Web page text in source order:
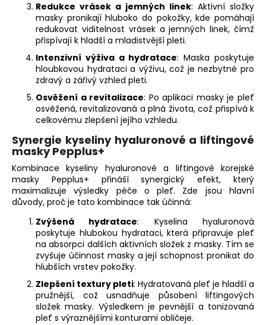
Redukce vrásek a jemných linek: Aktivní složky
masky pronikají hluboko do pokožky, kde pomáhají
redukovat viditelnost vrásek a jemných linek, čímž
přispívají k hladší a mladistvější pleti.
Intenzivní výživa a hydratace: Maska poskytuje
hloubkovou hydrataci a výživu, což je nezbytné pro
zdravý a zářivý vzhled pleti.
Osvěžení a revitalizace: Po aplikaci masky je pleť
osvěžená, revitalizovaná a plná života, což přispívá k
celkovému zlepšení jejího vzhledu.
Synergie kyseliny hyaluronové a liftingové
masky Pepplus+
Kombinace kyseliny hyaluronové a liftingové korejské
masky Pepplus+ přináší synergický efekt, který
maximalizuje výsledky péče o pleť. Zde jsou hlavní
důvody, proč je tato kombinace tak účinná:
Zvýšená hydratace: Kyselina hyaluronová
poskytuje hlubokou hydrataci, která připravuje pleť
na absorpci dalších aktivních složek z masky. Tím se
zvyšuje účinnost masky a její schopnost pronikat do
hlubších vrstev pokožky.
Zlepšení textury pleti: Hydratovaná pleť je hladší a
pružnější, což usnadňuje působení liftingových
složek masky. Výsledkem je pevnější a tonizovaná
pleť s výraznějšími konturami obličeje.